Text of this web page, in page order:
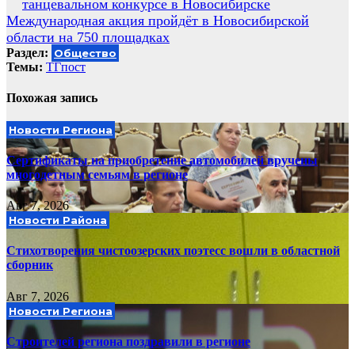
по
записям
танцевальном конкурсе в Новосибирске
Международная акция пройдёт в Новосибирской
области на 750 площадках
Раздел: Общество
Темы: ТГпост
Похожая запись
Новости Региона
Сертификаты на приобретение автомобилей вручены
многодетным семьям в регионе
Авг 7, 2026
Новости Района
Стихотворения чистоозерских поэтесс вошли в областной
сборник
Авг 7, 2026
Новости Региона
Строителей региона поздравили в регионе